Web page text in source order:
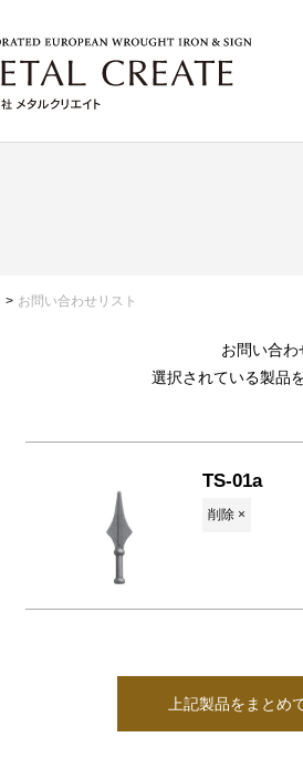
お問い合わせリスト
お問い合わ
選択されている製品
TS-01a
削除 ×
上記製品をまとめ